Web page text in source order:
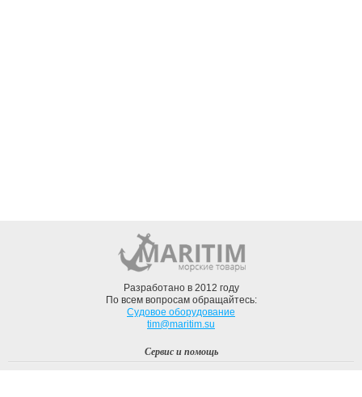
Разработано в 2012 году
По всем вопросам обращайтесь:
Судовое оборудование
tim@maritim.su
Сервис и помощь